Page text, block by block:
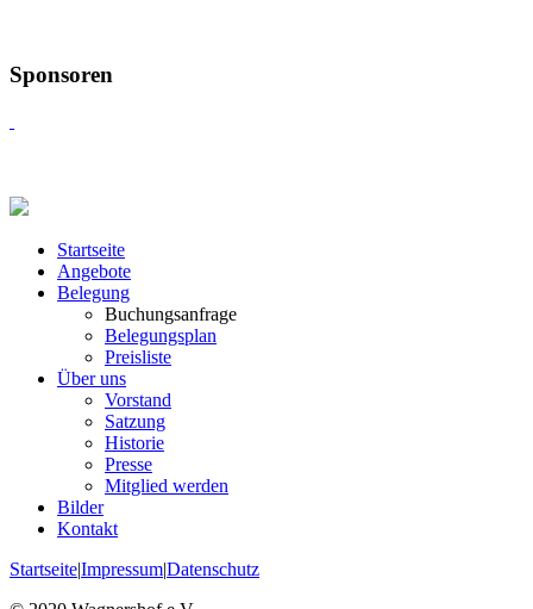
Sponsoren
Startseite
Angebote
Belegung
Buchungsanfrage
Belegungsplan
Preisliste
Über uns
Vorstand
Satzung
Historie
Presse
Mitglied werden
Bilder
Kontakt
Startseite|Impressum|Datenschutz